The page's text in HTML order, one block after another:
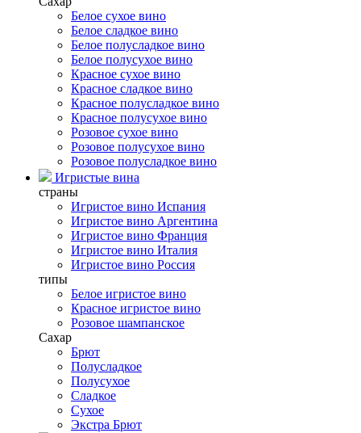
Белое сухое вино
Белое сладкое вино
Белое полусладкое вино
Белое полусухое вино
Красное сухое вино
Красное сладкое вино
Красное полусладкое вино
Красное полусухое вино
Розовое сухое вино
Розовое полусухое вино
Розовое полусладкое вино
Игристые вина
страны
Игристое вино Испания
Игристое вино Аргентина
Игристое вино Франция
Игристое вино Италия
Игристое вино Россия
типы
Белое игристое вино
Красное игристое вино
Розовое шампанское
Сахар
Брют
Полусладкое
Полусухое
Сладкое
Сухое
Экстра Брют